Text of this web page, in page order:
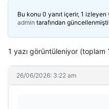
Bu konu 0 yanıt içerir, 1 izleyen
admin tarafından
1 yazı görüntüleniyor (toplam
26/06/2026: 3:22 am